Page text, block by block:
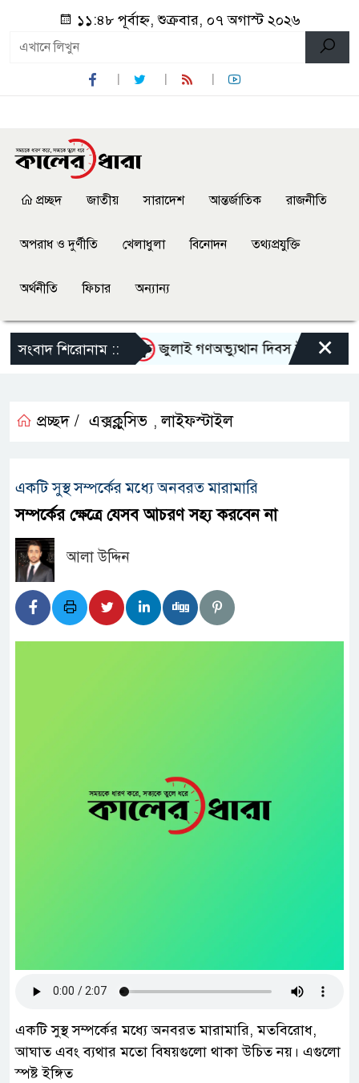
১১:৪৮ পূর্বাহ্ন, শুক্রবার, ০৭ অগাস্ট ২০২৬
প্রচ্ছদ জাতীয় সারাদেশ আন্তর্জাতিক রাজনীতি
অপরাধ ও দুর্ণীতি খেলাধুলা বিনোদন তথ্যপ্রযুক্তি
অর্থনীতি ফিচার অন্যান্য
সংবাদ শিরোনাম ::
হেনস্থার অভিযোগ জুলাই গণঅভ্যুত্থান দিবস উপলক্ষে ×
প্রচ্ছদ / এক্সক্লুসিভ ,লাইফস্টাইল
একটি সুস্থ সম্পর্কের মধ্যে অনবরত মারামারি
সম্পর্কের ক্ষেত্রে যেসব আচরণ সহ্য করবেন না
আলা উদ্দিন
একটি সুস্থ সম্পর্কের মধ্যে অনবরত মারামারি, মতবিরোধ,
আঘাত এবং ব্যথার মতো বিষয়গুলো থাকা উচিত নয়। এগুলো
স্পষ্ট ইঙ্গিত